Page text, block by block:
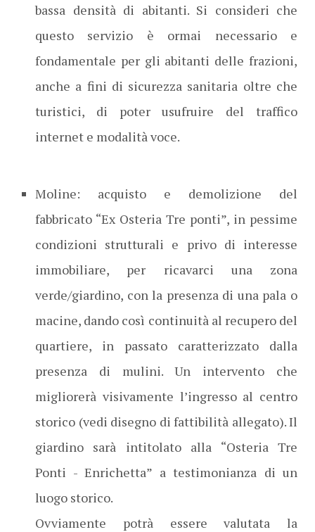
bassa densità di abitanti. Si consideri che
questo servizio è ormai necessario e
fondamentale per gli abitanti delle frazioni,
anche a fini di sicurezza sanitaria oltre che
turistici, di poter usufruire del traffico
internet e modalità voce.
Moline: acquisto e demolizione del
fabbricato “Ex Osteria Tre ponti”, in pessime
condizioni strutturali e privo di interesse
immobiliare, per ricavarci una zona
verde/giardino, con la presenza di una pala o
macine, dando così continuità al recupero del
quartiere, in passato caratterizzato dalla
presenza di mulini. Un intervento che
migliorerà visivamente l’ingresso al centro
storico (vedi disegno di fattibilità allegato). Il
giardino sarà intitolato alla “Osteria Tre
Ponti - Enrichetta” a testimonianza di un
luogo storico.
Ovviamente potrà essere valutata la